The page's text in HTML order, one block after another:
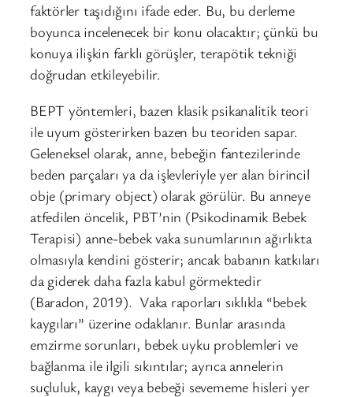
faktörler taşıdığını ifade eder. Bu, bu derleme
boyunca incelenecek bir konu olacaktır; çünkü bu
konuya ilişkin farklı görüşler, terapötik tekniği
doğrudan etkileyebilir.
BEPT yöntemleri, bazen klasik psikanalitik teori
ile uyum gösterirken bazen bu teoriden sapar.
Geleneksel olarak, anne, bebeğin fantezilerinde
beden parçaları ya da işlevleriyle yer alan birincil
obje (primary object) olarak görülür. Bu anneye
atfedilen öncelik, PBT’nin (Psikodinamik Bebek
Terapisi) anne-bebek vaka sunumlarının ağırlıkta
olmasıyla kendini gösterir; ancak babanın katkıları
da giderek daha fazla kabul görmektedir
(Baradon, 2019). Vaka raporları sıklıkla “bebek
kaygıları” üzerine odaklanır. Bunlar arasında
emzirme sorunları, bebek uyku problemleri ve
bağlanma ile ilgili sıkıntılar; ayrıca annelerin
suçluluk, kaygı veya bebeği sevememe hisleri yer